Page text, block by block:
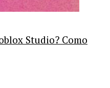
Studio? Como